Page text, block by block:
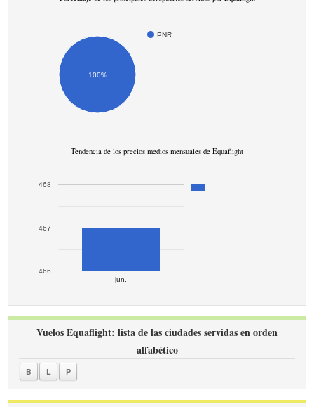
PNR
100%
Tendencia de los precios medios mensuales de Equaflight
jun.
466
467
468
Vuelos Equaflight: lista de las ciudades servidas en orden
alfabético
B L P